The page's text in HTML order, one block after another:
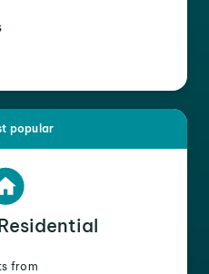
popular
from